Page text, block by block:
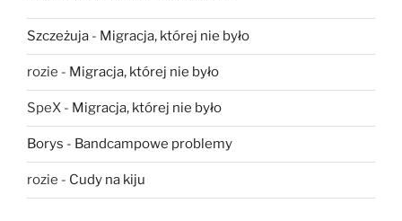
Szczeżuja - Migracja, której nie było
rozie - Migracja, której nie było
SpeX - Migracja, której nie było
Borys - Bandcampowe problemy
rozie - Cudy na kiju